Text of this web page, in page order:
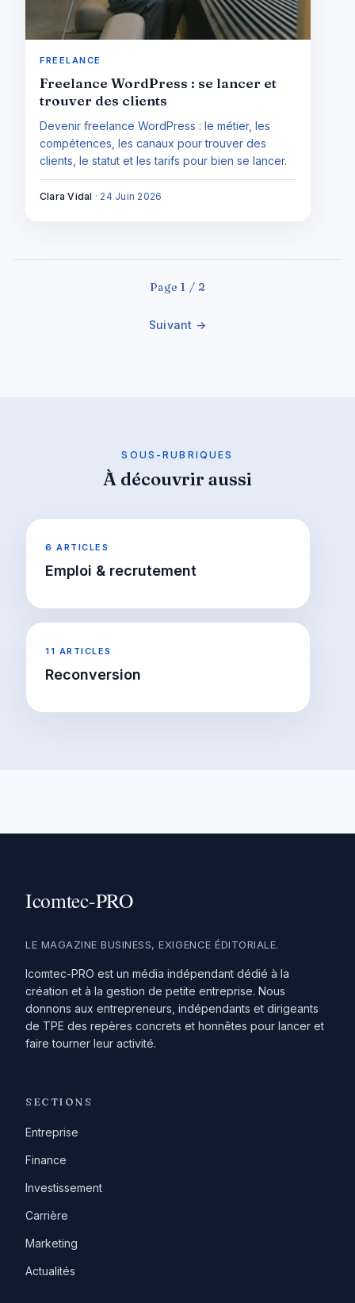
FREELANCE
Freelance WordPress : se lancer et
trouver des clients
Devenir freelance WordPress : le métier, les
compétences, les canaux pour trouver des
clients, le statut et les tarifs pour bien se lancer.
Clara Vidal · 24 Juin 2026
Page 1 / 2
Suivant →
SOUS-RUBRIQUES
À découvrir aussi
6 ARTICLES
Emploi & recrutement
11 ARTICLES
Reconversion
LE MAGAZINE BUSINESS, EXIGENCE ÉDITORIALE.
Icomtec-PRO est un média indépendant dédié à la
création et à la gestion de petite entreprise. Nous
donnons aux entrepreneurs, indépendants et dirigeants
de TPE des repères concrets et honnêtes pour lancer et
faire tourner leur activité.
SECTIONS
Entreprise
Finance
Investissement
Carrière
Marketing
Actualités